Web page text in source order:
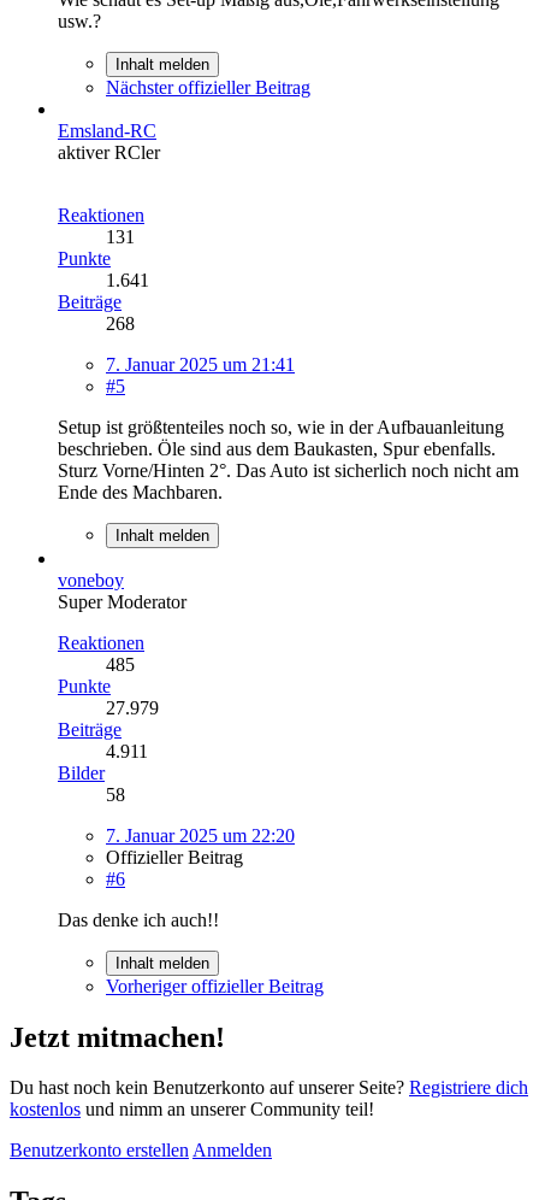
usw.?
Inhalt melden
Nächster offizieller Beitrag
Emsland-RC
aktiver RCler
Reaktionen
131
Punkte
1.641
Beiträge
268
7. Januar 2025 um 21:41
#5
Setup ist größtenteiles noch so, wie in der Aufbauanleitung
beschrieben. Öle sind aus dem Baukasten, Spur ebenfalls.
Sturz Vorne/Hinten 2°. Das Auto ist sicherlich noch nicht am
Ende des Machbaren.
Inhalt melden
voneboy
Super Moderator
Reaktionen
485
Punkte
27.979
Beiträge
4.911
Bilder
58
7. Januar 2025 um 22:20
Offizieller Beitrag
#6
Das denke ich auch!!
Inhalt melden
Vorheriger offizieller Beitrag
Jetzt mitmachen!
Du hast noch kein Benutzerkonto auf unserer Seite? Registriere dich
kostenlos und nimm an unserer Community teil!
Benutzerkonto erstellenAnmelden